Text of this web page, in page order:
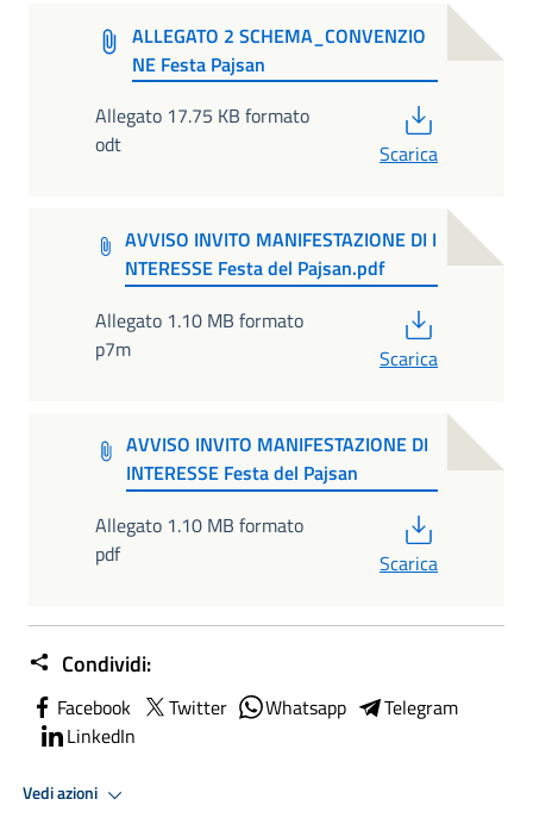
ALLEGATO 2 SCHEMA_CONVENZIO
NE Festa Pajsan
Allegato 17.75 KB formato
odt
Scarica
AVVISO INVITO MANIFESTAZIONE DI I
NTERESSE Festa del Pajsan.pdf
Allegato 1.10 MB formato
p7m
Scarica
AVVISO INVITO MANIFESTAZIONE DI
INTERESSE Festa del Pajsan
Allegato 1.10 MB formato
pdf
Scarica
Condividi:
Facebook Twitter Whatsapp
Telegram
LinkedIn
Vedi azioni